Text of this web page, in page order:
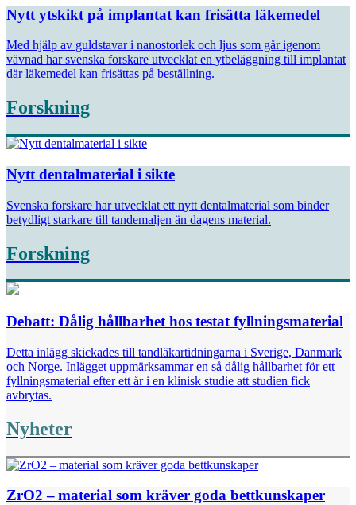
Nytt ytskikt på implantat kan frisätta läkemedel
Med hjälp av guldstavar i nanostorlek och ljus som går igenom
vävnad har svenska forskare utvecklat en ytbeläggning till implantat
där läkemedel kan frisättas på beställning.
Forskning
Nytt dentalmaterial i sikte
Svenska forskare har utvecklat ett nytt dental­material som binder
betydligt starkare till tandemaljen än dagens material.
Forskning
Debatt: Dålig hållbarhet hos testat fyllningsmaterial
Detta inlägg skickades till tandläkartidningarna i Sverige, Danmark
och Norge. Inlägget uppmärksammar en så dålig hållbarhet för ett
fyllningsmaterial efter ett år i en klinisk studie att studien fick
avbrytas.
Nyheter
ZrO2 – material som kräver goda bettkunskaper